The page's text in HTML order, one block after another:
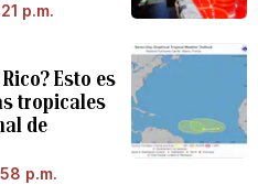
p.m.
Esto es
tropicales
de
p.m.